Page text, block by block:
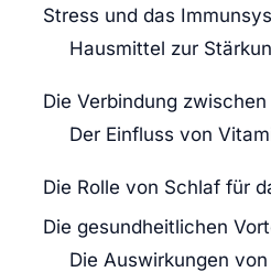
Stress und das
Hausmittel zur
Die Verbindung
Der Einfluss von
Die Rolle von Schlaf für
Die gesundheitlichen
Die Auswirkungen